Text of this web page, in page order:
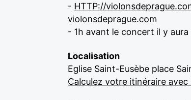
- HTTP://
violonsdeprague.com
- 1h avant le concert il y
Localisation
Eglise Saint-Eusèbe place
Calculez votre itinéraire avec